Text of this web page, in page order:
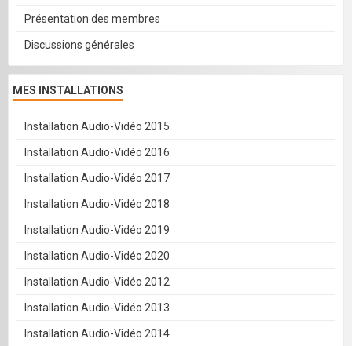
Présentation des membres
Discussions générales
MES INSTALLATIONS
Installation Audio-Vidéo 2015
Installation Audio-Vidéo 2016
Installation Audio-Vidéo 2017
Installation Audio-Vidéo 2018
Installation Audio-Vidéo 2019
Installation Audio-Vidéo 2020
Installation Audio-Vidéo 2012
Installation Audio-Vidéo 2013
Installation Audio-Vidéo 2014